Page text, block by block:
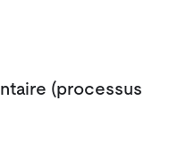
(processus